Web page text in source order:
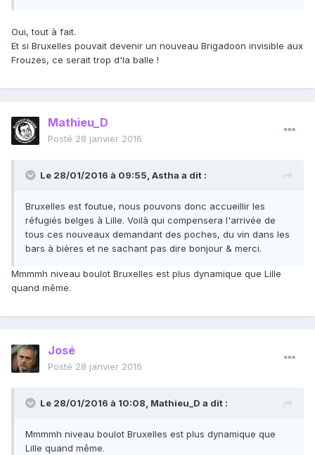
Oui, tout à fait.
Et si Bruxelles pouvait devenir un nouveau Brigadoon invisible aux
Frouzes, ce serait trop d'la balle !
Mathieu_D
Posté 28 janvier 2016
Le 28/01/2016 à 09:55, Astha a dit :
Bruxelles est foutue, nous pouvons donc accueillir les
réfugiés belges à Lille. Voilà qui compensera l'arrivée de
tous ces nouveaux demandant des poches, du vin dans les
bars à bières et ne sachant pas dire bonjour & merci.
Mmmmh niveau boulot Bruxelles est plus dynamique que Lille
quand même.
José
Posté 28 janvier 2016
Le 28/01/2016 à 10:08, Mathieu_D a dit :
Mmmmh niveau boulot Bruxelles est plus dynamique que
Lille quand même.